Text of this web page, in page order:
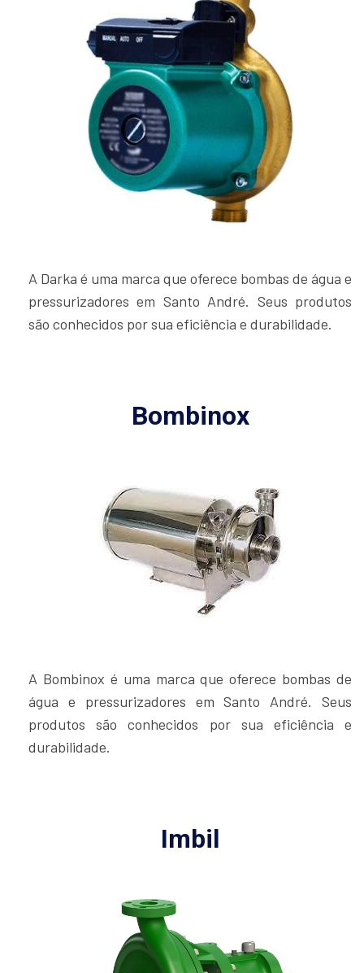
A Darka é uma marca que oferece bombas de água e
pressurizadores em Santo André. Seus produtos
são conhecidos por sua eficiência e durabilidade.
Bombinox
A Bombinox é uma marca que oferece bombas de
água e pressurizadores em Santo André. Seus
produtos são conhecidos por sua eficiência e
durabilidade.
Imbil